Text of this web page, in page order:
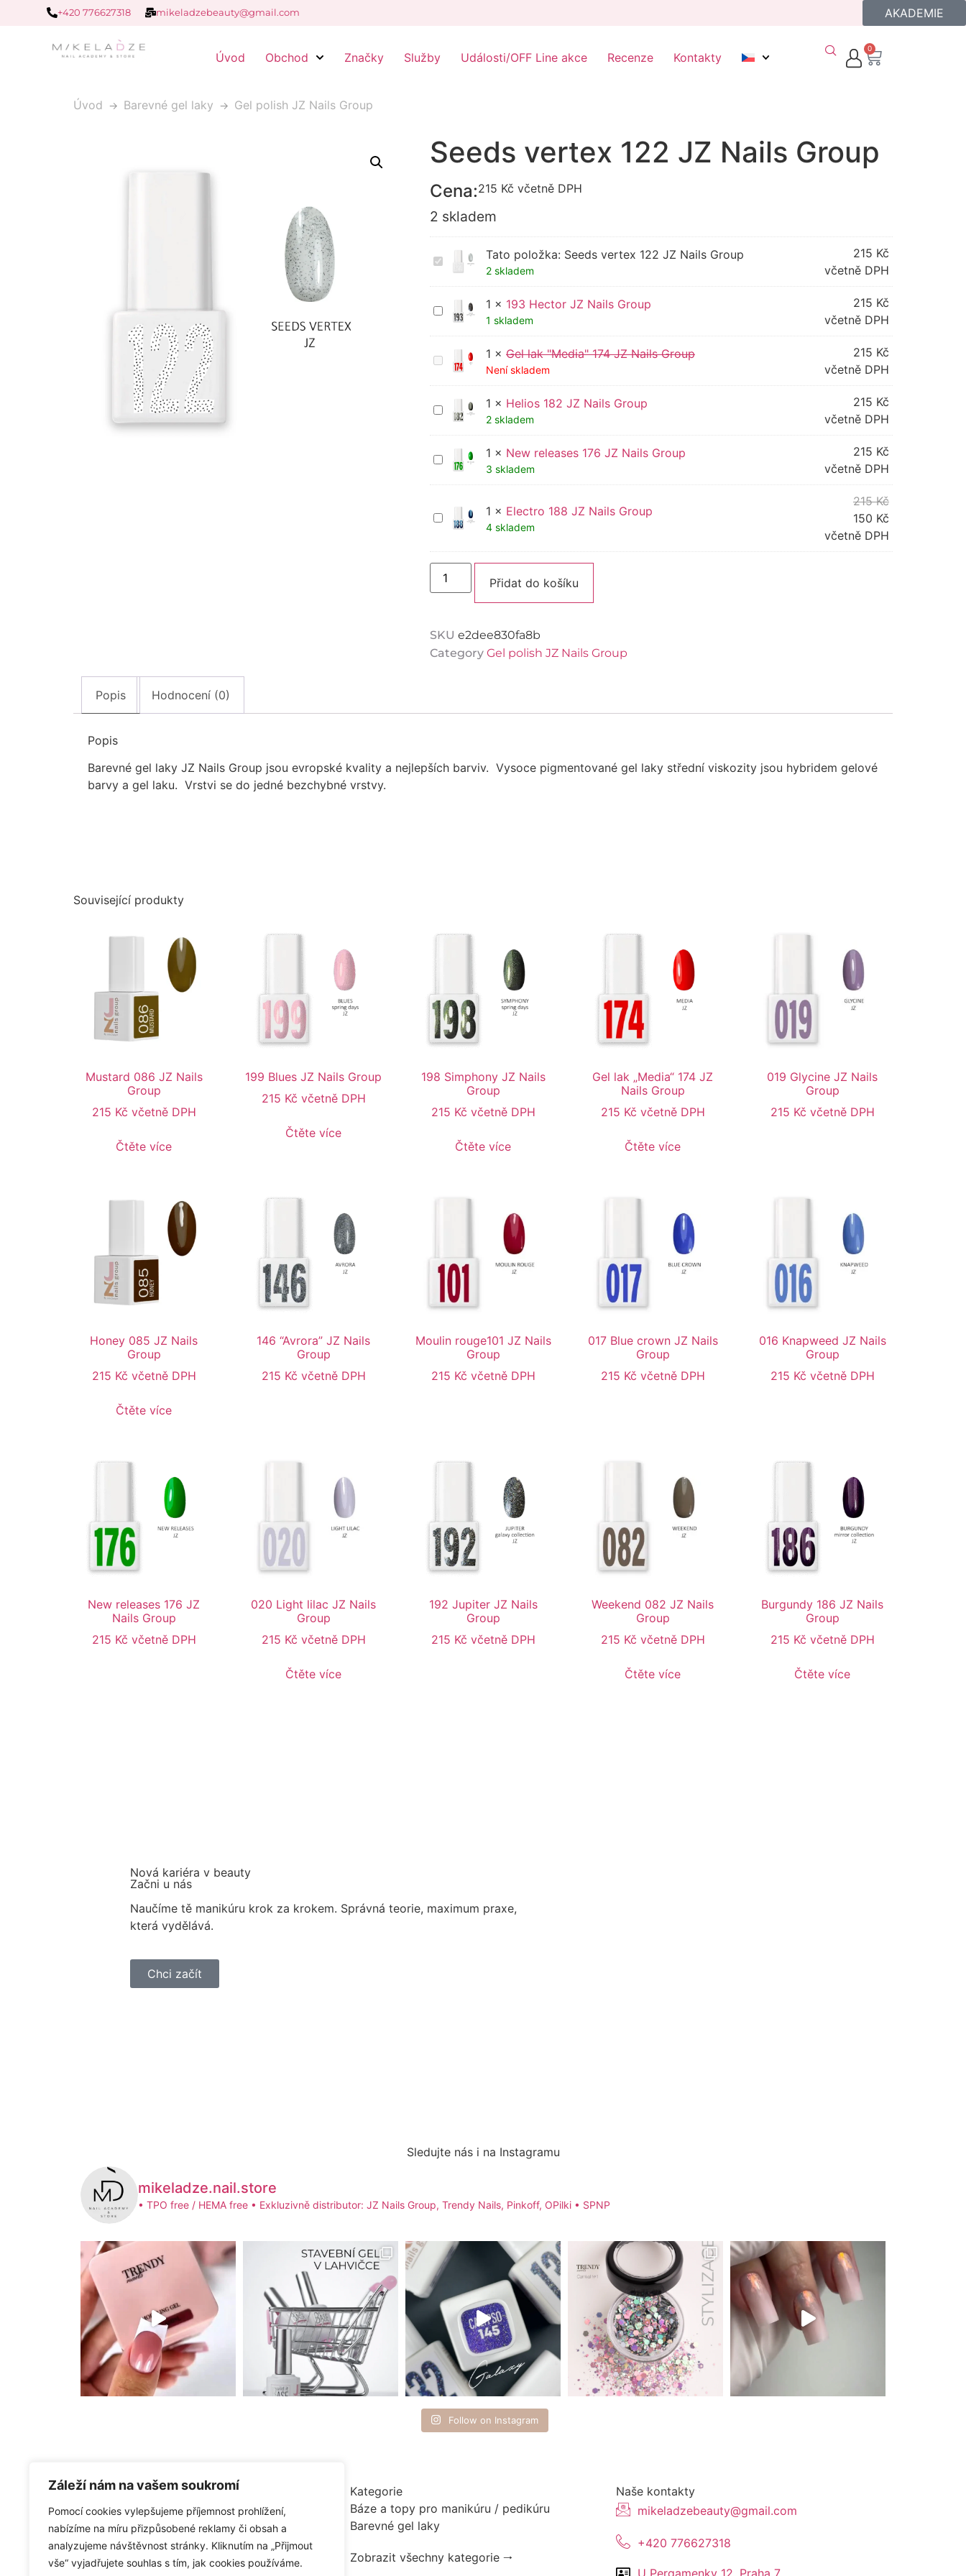
Záleží nám na vašem soukromí
Pomocí cookies vylepšujeme příjemnost prohlížení,
nabízíme na míru přizpůsobené reklamy či obsah a
analyzujeme návštěvnost stránky. Kliknutím na „Přijmout
vše“ vyjadřujete souhlas s tím, jak cookies používáme.
+420 776627318 mikeladzebeauty@gmail.com AKADEMIE
Úvod Obchod Značky Služby Události/OFF Line akce Recenze Kontakty
0
Úvod Barevné gel laky Gel polish JZ Nails Group
Seeds vertex 122 JZ Nails Group
Cena:215 Kč včetně DPH
2 skladem
Seeds
vertex
Nails
Group
Tato položka: Seeds vertex 122 JZ Nails Group
2 skladem
215 Kč
včetně DPH
193
Hector
Group
1 × 193 Hector JZ Nails Group
1 skladem
215 Kč
včetně DPH
Gel
lak
JZ
Nails
1 × Gel lak "Media" 174 JZ Nails Group
Není skladem
215 Kč
včetně DPH
Helios
182
Group
1 × Helios 182 JZ Nails Group
2 skladem
215 Kč
včetně DPH
New
releases
Group
1 × New releases 176 JZ Nails Group
3 skladem
215 Kč
včetně DPH
Electro
188
Nails
Group
1 × Electro 188 JZ Nails Group
4 skladem
215Kč
150 Kč
včetně DPH
Přidat do košíku
SKU e2dee830fa8b
Category Gel polish JZ Nails Group
Popis Hodnocení (0)
Popis
Barevné gel laky JZ Nails Group jsou evropské kvality a nejlepších barviv. Vysoce pigmentované gel laky střední viskozity jsou hybridem gelové
barvy a gel laku. Vrstvi se do jedné bezchybné vrstvy.
Související produkty
Mustard 086 JZ Nails
Group
215 Kč včetně DPH
Čtěte více
199 Blues JZ Nails Group
215 Kč včetně DPH
Čtěte více
198 Simphony JZ Nails
Group
215 Kč včetně DPH
Čtěte více
Gel lak „Media“ 174 JZ
Nails Group
215 Kč včetně DPH
Čtěte více
019 Glycine JZ Nails
Group
215 Kč včetně DPH
Honey 085 JZ Nails
Group
215 Kč včetně DPH
Čtěte více
146 “Avrora” JZ Nails
Group
215 Kč včetně DPH
Moulin rouge101 JZ Nails
Group
215 Kč včetně DPH
017 Blue crown JZ Nails
Group
215 Kč včetně DPH
016 Knapweed JZ Nails
Group
215 Kč včetně DPH
New releases 176 JZ
Nails Group
215 Kč včetně DPH
020 Light lilac JZ Nails
Group
215 Kč včetně DPH
Čtěte více
192 Jupiter JZ Nails
Group
215 Kč včetně DPH
Weekend 082 JZ Nails
Group
215 Kč včetně DPH
Čtěte více
Burgundy 186 JZ Nails
Group
215 Kč včetně DPH
Čtěte více
Nová kariéra v beauty
Začni u nás
Naučíme tě manikúru krok za krokem. Správná teorie, maximum praxe,
která vydělává.
Chci začít
Sledujte nás i na Instagramu
mikeladze.nail.store
• TPO free / HEMA free • Exkluzivně distributor: JZ Nails Group, Trendy Nails, Pinkoff, OPilki • SPNP
Follow on Instagram
Info
Reklamační řád
Objednávky
Adresy
Detaily účtu
Kategorie
Báze a topy pro manikúru / pedikúru
Barevné gel laky
Zobrazit všechny kategorie 🠂
Naše kontakty
mikeladzebeauty@gmail.com
+420 776627318
U Pergamenky 12, Praha 7